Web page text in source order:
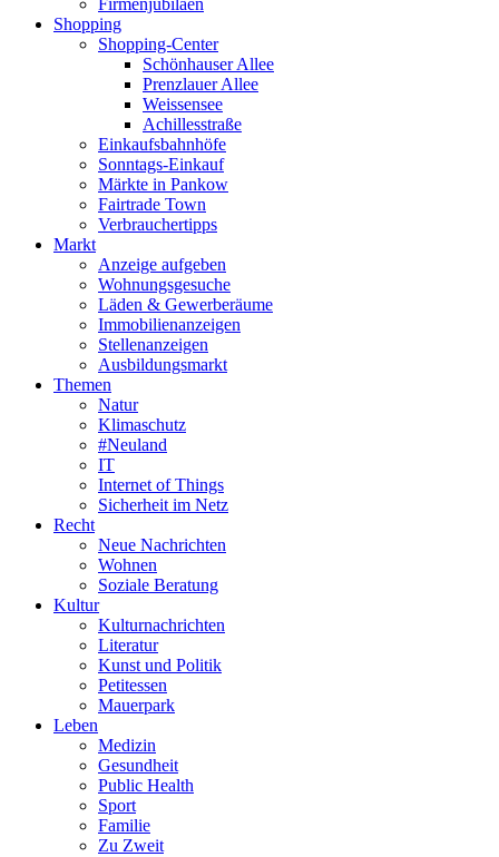
Firmenjubiläen
Shopping
Shopping-Center
Schönhauser Allee
Prenzlauer Allee
Weissensee
Achillesstraße
Einkaufsbahnhöfe
Sonntags-Einkauf
Märkte in Pankow
Fairtrade Town
Verbrauchertipps
Markt
Anzeige aufgeben
Wohnungsgesuche
Läden & Gewerberäume
Immobilienanzeigen
Stellenanzeigen
Ausbildungsmarkt
Themen
Natur
Klimaschutz
#Neuland
IT
Internet of Things
Sicherheit im Netz
Recht
Neue Nachrichten
Wohnen
Soziale Beratung
Kultur
Kulturnachrichten
Literatur
Kunst und Politik
Petitessen
Mauerpark
Leben
Medizin
Gesundheit
Public Health
Sport
Familie
Zu Zweit